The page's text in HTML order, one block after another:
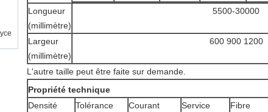
Longueur
(millimètre)
5500-30000
Largeur
(millimètre)
600 900 1200
L'autre taille peut être faite sur demande.
Propriété technique
Densité
Tolérance
Courant
Service
Fibre